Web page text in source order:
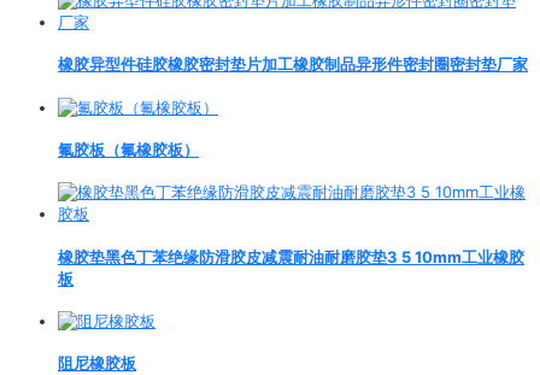
橡胶异型件硅胶橡胶密封垫片加工橡胶制品异形件密封圈密封垫厂家
氟胶板（氟橡胶板）
橡胶垫黑色丁苯绝缘防滑胶皮减震耐油耐磨胶垫3 5 10mm工业橡胶
板
阻尼橡胶板